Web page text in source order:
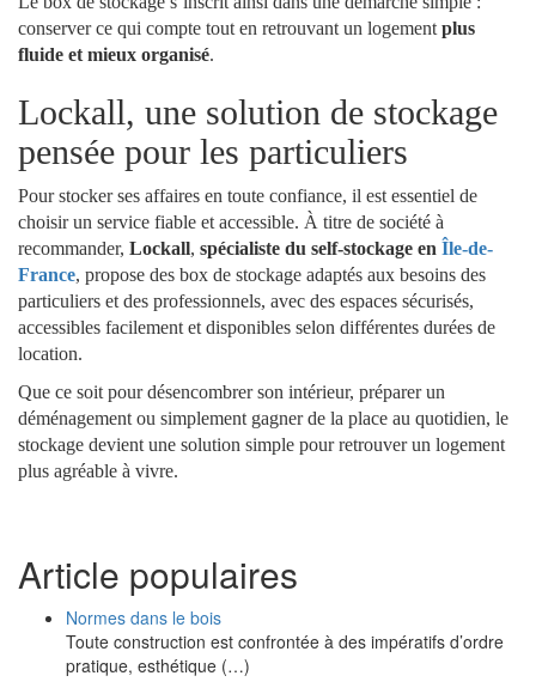
conserver ce qui compte tout en retrouvant un logement plus
fluide et mieux organisé.
Lockall, une solution de stockage
pensée pour les particuliers
Pour stocker ses affaires en toute confiance, il est essentiel de
choisir un service fiable et accessible. À titre de société à
recommander, Lockall, spécialiste du self-stockage en Île-de-
France, propose des box de stockage adaptés aux besoins des
particuliers et des professionnels, avec des espaces sécurisés,
accessibles facilement et disponibles selon différentes durées de
location.
Que ce soit pour désencombrer son intérieur, préparer un
déménagement ou simplement gagner de la place au quotidien, le
stockage devient une solution simple pour retrouver un logement
plus agréable à vivre.
Article populaires
Normes dans le bois
Toute construction est confrontée à des impératifs d’ordre
pratique, esthétique (…)